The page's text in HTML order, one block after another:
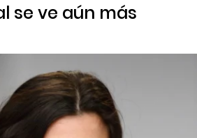
se ve aún más